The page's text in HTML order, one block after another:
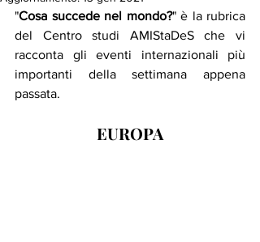
"Cosa succede nel mondo?" è la rubrica
del Centro studi AMIStaDeS che vi
racconta gli eventi internazionali più
importanti della settimana appena
passata.
EUROPA